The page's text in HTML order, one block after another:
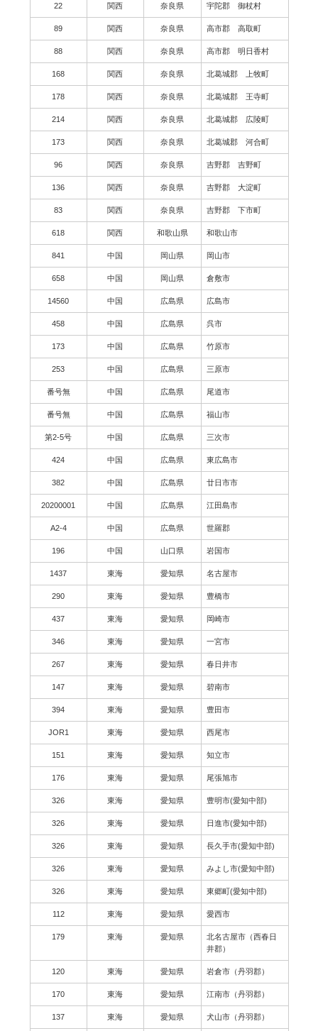
22 関西 奈良県 宇陀郡 御杖村
89 関西 奈良県 高市郡 高取町
88 関西 奈良県 高市郡 明日香村
168 関西 奈良県 北葛城郡 上牧町
178 関西 奈良県 北葛城郡 王寺町
214 関西 奈良県 北葛城郡 広陵町
173 関西 奈良県 北葛城郡 河合町
96 関西 奈良県 吉野郡 吉野町
136 関西 奈良県 吉野郡 大淀町
83 関西 奈良県 吉野郡 下市町
618 関西 和歌山県 和歌山市
841 中国 岡山県 岡山市
658 中国 岡山県 倉敷市
14560 中国 広島県 広島市
458 中国 広島県 呉市
173 中国 広島県 竹原市
253 中国 広島県 三原市
番号無 中国 広島県 尾道市
番号無 中国 広島県 福山市
第2-5号 中国 広島県 三次市
424 中国 広島県 東広島市
382 中国 広島県 廿日市市
20200001 中国 広島県 江田島市
A2-4 中国 広島県 世羅郡
196 中国 山口県 岩国市
1437 東海 愛知県 名古屋市
290 東海 愛知県 豊橋市
437 東海 愛知県 岡崎市
346 東海 愛知県 一宮市
267 東海 愛知県 春日井市
147 東海 愛知県 碧南市
394 東海 愛知県 豊田市
JOR1 東海 愛知県 西尾市
151 東海 愛知県 知立市
176 東海 愛知県 尾張旭市
326 東海 愛知県 豊明市(愛知中部)
326 東海 愛知県 日進市(愛知中部)
326 東海 愛知県 長久手市(愛知中部)
326 東海 愛知県 みよし市(愛知中部)
326 東海 愛知県 東郷町(愛知中部)
112 東海 愛知県 愛西市
179 東海 愛知県
北名古屋市（西春日
井郡）
120 東海 愛知県 岩倉市（丹羽郡）
170 東海 愛知県 江南市（丹羽郡）
137 東海 愛知県 犬山市（丹羽郡）